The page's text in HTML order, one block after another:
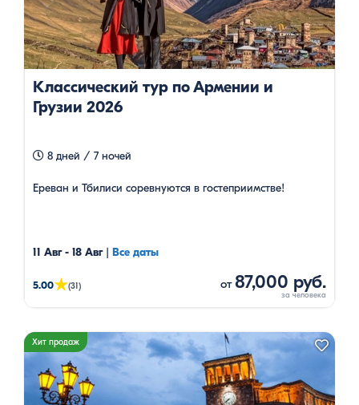
Классический тур по Армении и
Грузии 2026
8 дней / 7 ночей
Ереван и Тбилиси соревнуются в гостеприимстве!
11 Авг - 18 Авг| Все даты
5.00★(31) от87,000 руб.
Хит продаж